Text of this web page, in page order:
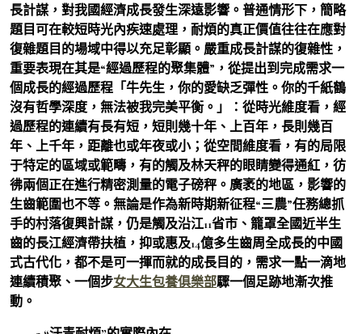
長計謀，對我國經濟成長發生深遠影響。普通情形下，簡略
題目可在較短時光內疾速處理，耐煩的真正價值往往在應對
復雜題目的場域中得以充足彰顯。嚴重成長計謀的復雜性，
重要表現在其是“經過歷程的聚集體”，從提出到完成需求一
個成長的經過歷程「牛先生，你的愛缺乏彈性。你的千紙鶴
沒有哲學深度，無法被我完美平衡。」：從時光維度看，經
過歷程的連續有長有短，短則幾十年、上百年，長則幾百
年、上千年，距離也或年夜或小；從空間維度看，有的局限
于特定的區域或範疇，有的觸及林天秤的眼睛變得通紅，彷
彿兩個正在進行精密測量的電子磅秤。廣袤的地區，影響的
生齒範圍也不等。無論是作為新時期新征程“三農”任務總抓
手的村落復興計謀，仍是觸及沿江11省市、籠罩全國近半生
齒的長江經濟帶扶植，抑或惠及14億多生齒周全成長的中國
式古代化，都不是可一揮而就的成長目的，需求一點一滴地
連續積聚、一個步女大生包養俱樂部驟一個足跡地漸次推
動。